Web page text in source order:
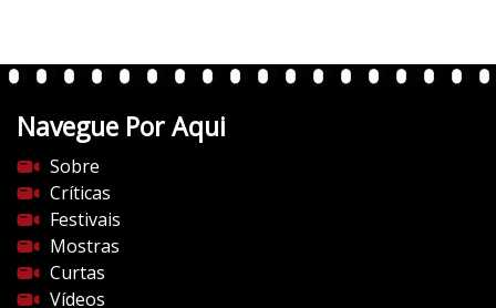
n
e
d
o
c
i
n
Navegue Por Aqui
Sobre
Críticas
Festivais
Mostras
Curtas
Vídeos